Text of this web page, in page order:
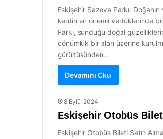
Eskişehir Sazova Parkı:
kentin en önemli vertüklerinde
Parkı, sunduğu doğal
dönümlük bir alan üzerine
gürültüsünden…
Devamını Oku
8 Eylül 2024
Eskişehir Otobüs
Eskişehir Otobüs Bileti Satın